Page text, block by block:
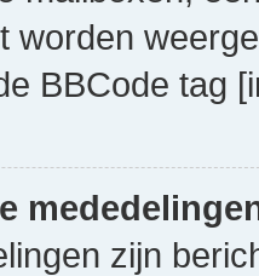
worden
BBCode tag
zijn